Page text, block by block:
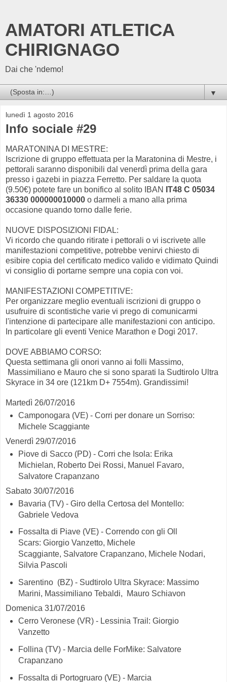
AMATORI ATLETICA
CHIRIGNAGO
Dai che 'ndemo!
▼
lunedì 1 agosto 2016
Info sociale #29
MARATONINA DI MESTRE:
Iscrizione di gruppo effettuata per la Maratonina di Mestre, i
pettorali saranno disponibili dal venerdì prima della gara
presso i gazebi in piazza Ferretto. Per saldare la quota
(9.50€) potete fare un bonifico al solito IBAN
IT48 C 05034
36330 000000010000 o darmeli a mano alla prima
occasione quando torno dalle ferie.
NUOVE DISPOSIZIONI FIDAL:
Vi ricordo che quando ritirate i pettorali o vi iscrivete alle
manifestazioni competitive, potrebbe venirvi chiesto di
esibire copia del certificato medico valido e vidimato Quindi
vi consiglio di portarne sempre una copia con voi.
MANIFESTAZIONI COMPETITIVE:
Per organizzare meglio eventuali iscrizioni di gruppo o
usufruire di scontistiche varie vi prego di comunicarmi
l'intenzione di partecipare alle manifestazioni con anticipo.
In particolare gli eventi Venice Marathon e Dogi 2017.
DOVE ABBIAMO CORSO:
Questa settimana gli onori vanno ai folli Massimo,
Massimiliano e Mauro che si sono sparati la Sudtirolo Ultra
Skyrace in 34 ore (121km D+ 7554m). Grandissimi!
Martedì 26/07/2016
Camponogara (VE) - Corri per donare un Sorriso:
Michele Scaggiante
Venerdì 29/07/2016
Piove di Sacco (PD) - Corri che Isola: Erika
Michielan, Roberto Dei Rossi, Manuel Favaro,
Salvatore Crapanzano
Sabato 30/07/2016
Bavaria (TV) - Giro della Certosa del Montello:
Gabriele Vedova
Fossalta di Piave (VE) - Correndo con gli Oll
Scars: Giorgio Vanzetto, Michele
Scaggiante, Salvatore Crapanzano, Michele Nodari,
Silvia Pascoli
Sarentino (BZ) - Sudtirolo Ultra Skyrace: Massimo
Marini, Massimiliano Tebaldi, Mauro Schiavon
Domenica 31/07/2016
Cerro Veronese (VR) - Lessinia Trail: Giorgio
Vanzetto
Follina (TV) - Marcia delle ForMike: Salvatore
Crapanzano
Fossalta di Portogruaro (VE) - Marcia